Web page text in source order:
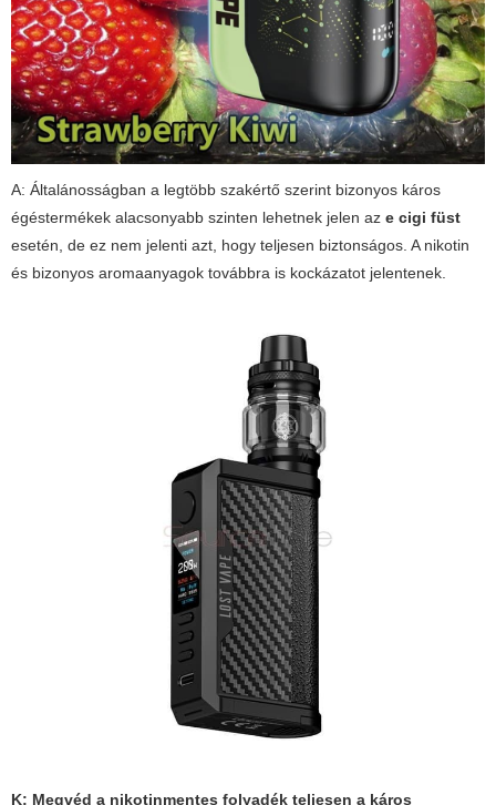
A: Általánosságban a legtöbb szakértő szerint bizonyos káros
égéstermékek alacsonyabb szinten lehetnek jelen az e cigi füst
esetén, de ez nem jelenti azt, hogy teljesen biztonságos. A nikotin
és bizonyos aromaanyagok továbbra is kockázatot jelentenek.
K: Megvéd a nikotinmentes folyadék teljesen a káros